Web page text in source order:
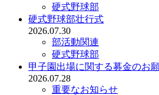
硬式野球部
硬式野球部壮行式
2026.07.30
部活動関連
硬式野球部
甲子園出場に関する募金のお願
2026.07.28
重要なお知らせ